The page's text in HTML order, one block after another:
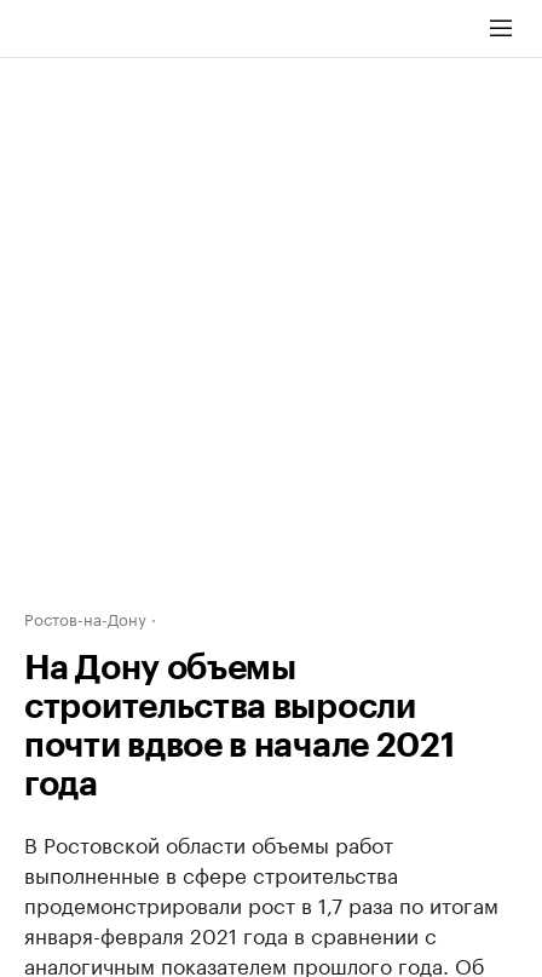
Ростов-на-Дону
На Дону объемы
строительства выросли
почти вдвое в начале 2021
года
В Ростовской области объемы работ
выполненные в сфере строительства
продемонстрировали рост в 1,7 раза по итогам
января-февраля 2021 года в сравнении с
аналогичным показателем прошлого года. Об